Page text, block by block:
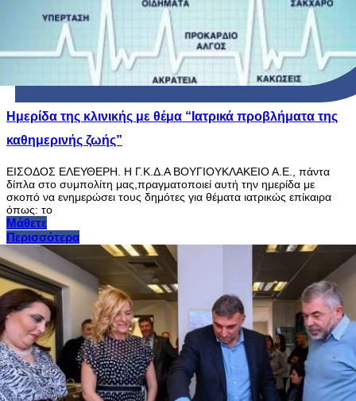
Ημερίδα της κλινικής με θέμα “Ιατρικά προβλήματα της
καθημερινής ζωής”
ΕΙΣΟΔΟΣ ΕΛΕΥΘΕΡΗ. Η Γ.Κ.Δ.Α ΒΟΥΓΙΟΥΚΛΑΚΕΙΟ Α.Ε., πάντα
δίπλα στο συμπολίτη μας,πραγματοποιεί αυτή την ημερίδα με
σκοπό να ενημερώσει τους δημότες για θέματα ιατρικώς επίκαιρα
όπως: το
Μάθετε
Περισσότερα